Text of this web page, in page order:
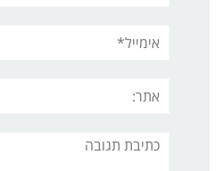
תגובה